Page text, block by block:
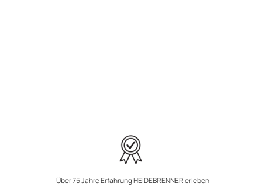
Über 75 Jahre Erfahrung HEIDEBRENNER erleben